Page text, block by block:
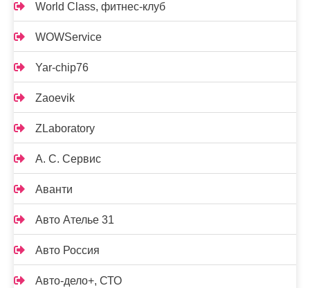
World Class, фитнес-клуб
WOWService
Yar-chip76
Zaoevik
ZLaboratory
А. С. Сервис
Аванти
Авто Ателье 31
Авто Россия
Авто-дело+, СТО